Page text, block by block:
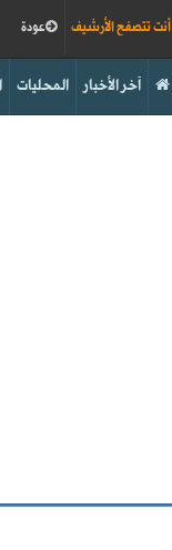
عودة أنت تتصفح الأرشيف
المحليات آخر الأخبار